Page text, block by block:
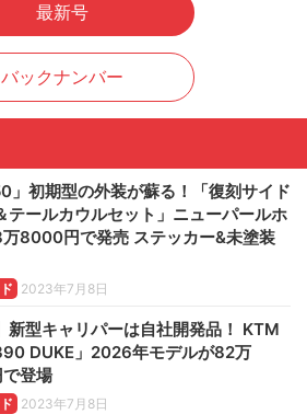
最新号
バックナンバー
」初期型の外装が蘇る！「復刻サイド
テールカウルセット」ニューパールホ
万8000円で発売 ステッカー&未塗装
2023年7月8日
新型キャリパーは自社開発品！ KTM
DUKE」2026年モデルが82万
登場
2023年7月8日